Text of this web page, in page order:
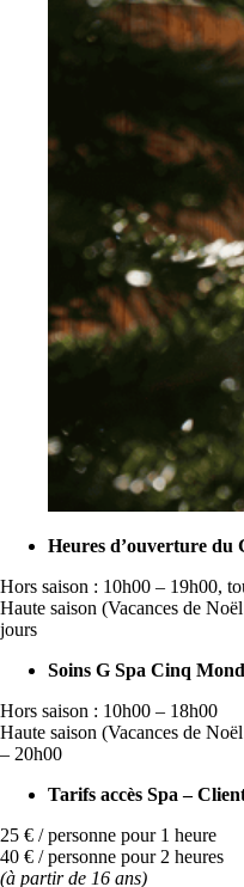
Heures d’ouverture du
Hors saison : 10h00 – 19h00,
Haute saison (Vacances de
jours
Soins G Spa Cinq
Hors saison : 10h00 – 18h00
Haute saison (Vacances de
– 20h00
Tarifs accès Spa –
25 € / personne pour 1 heure
40 € / personne pour 2 heures
(à partir de 16 ans)